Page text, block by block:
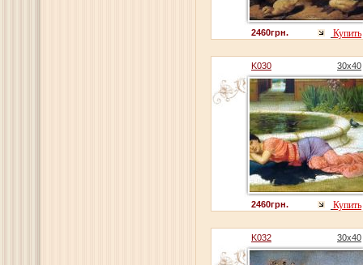
2460грн. Купить
K030 30x40
2460грн. Купить
K032 30x40